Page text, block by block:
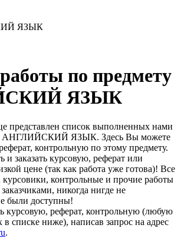
ЯЗЫК
по предмету
ЯЗЫК
представлен список выполненных нами
АНГЛИЙСКИЙ ЯЗЫК. Здесь Вы можете
контрольную по этому предмету.
заказать курсовую, реферат или
цене (так как работа уже готова)! Все
курсовики, контрольные и прочие работы
никогда нигде не
были доступны!
курсовую, реферат, контрольную (любую
в списке ниже), написав запрос на адрес
.